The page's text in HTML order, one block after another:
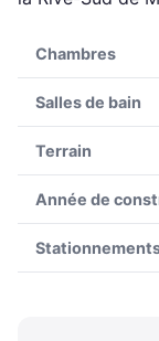
Chambres
Salles de bain
Terrain
Année de